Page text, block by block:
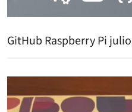
GitHub Raspberry Pi